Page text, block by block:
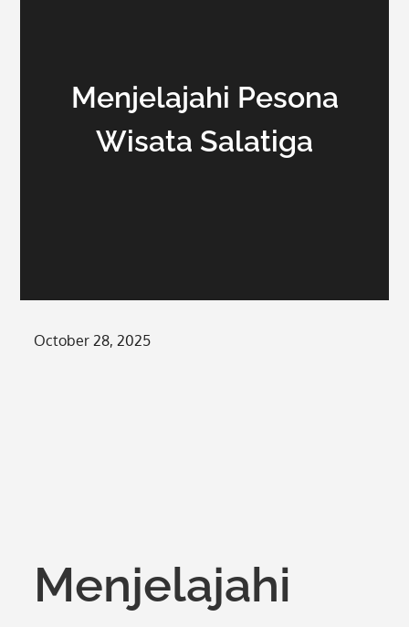
Menjelajahi Pesona
Wisata Salatiga
Posted
October 28, 2025
Menjelajahi